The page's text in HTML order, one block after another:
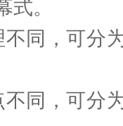
。
同，可分
同，可分